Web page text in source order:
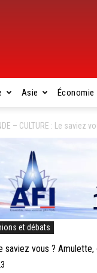
Asie Économie
– CULTURE : Le saviez
et débats
saviez vous ?